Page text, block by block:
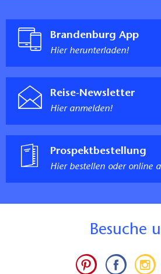
Brandenburg App
Hier herunterladen!
Reise-Newsletter
Hier anmelden!
Prospektbestellung
Hier bestellen oder online
Besuche